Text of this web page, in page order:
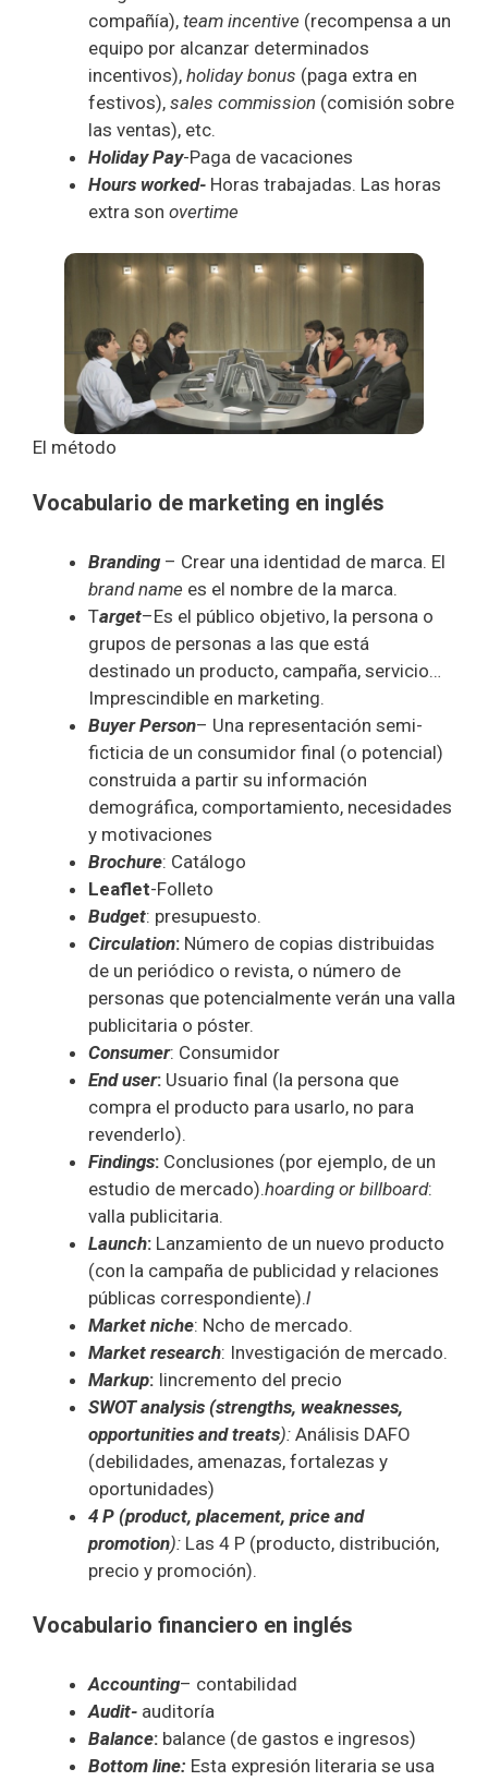
compañía), team incentive (recompensa a un
equipo por alcanzar determinados
incentivos), holiday bonus (paga extra en
festivos), sales commission (comisión sobre
las ventas), etc.
Holiday Pay-Paga de vacaciones
Hours worked- Horas trabajadas. Las horas
extra son overtime
El método
Vocabulario de marketing en inglés
Branding – Crear una identidad de marca. El
brand name es el nombre de la marca.
Target–Es el público objetivo, la persona o
grupos de personas a las que está
destinado un producto, campaña, servicio…
Imprescindible en marketing.
Buyer Person– Una representación semi-
ficticia de un consumidor final (o potencial)
construida a partir su información
demográfica, comportamiento, necesidades
y motivaciones
Brochure: Catálogo
Leaflet-Folleto
Budget: presupuesto.
Circulation: Número de copias distribuidas
de un periódico o revista, o número de
personas que potencialmente verán una valla
publicitaria o póster.
Consumer: Consumidor
End user: Usuario final (la persona que
compra el producto para usarlo, no para
revenderlo).
Findings: Conclusiones (por ejemplo, de un
estudio de mercado).hoarding or billboard:
valla publicitaria.
Launch: Lanzamiento de un nuevo producto
(con la campaña de publicidad y relaciones
públicas correspondiente).l
Market niche: Ncho de mercado.
Market research: Investigación de mercado.
Markup: Iincremento del precio
SWOT analysis (strengths, weaknesses,
opportunities and treats): Análisis DAFO
(debilidades, amenazas, fortalezas y
oportunidades)
4 P (product, placement, price and
promotion): Las 4 P (producto, distribución,
precio y promoción).
Vocabulario financiero en inglés
Accounting– contabilidad
Audit- auditoría
Balance: balance (de gastos e ingresos)
Bottom line: Esta expresión literaria se usa